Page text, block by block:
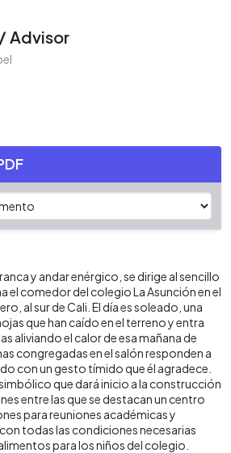
Advisor
y andar enérgico, se dirige al sencillo
el comedor del colegio La Asunción en el
al sur de Cali. El día es soleado, una
que han caído en el terreno y entra
aliviando el calor de esa mañana de
congregadas en el salón responden a
con un gesto tímido que él agradece.
que dará inicio a la construcción
entre las que se destacan un centro
para reuniones académicas y
todas las condiciones necesarias
para los niños del colegio.